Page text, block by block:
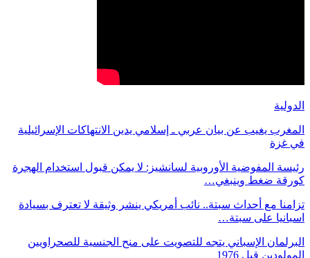
الدولية
المغرب يغيب عن بيان عربي ـ إسلامي يدين الانتهاكات الإسرائيلية
في غزة
رئيسة المفوضية الأوروبية لسانشيز: لا يمكن قبول استخدام الهجرة
كورقة ضغط وينبغي…
تزامنا مع أحداث سبتة.. نائب أمريكي ينشر وثيقة لا تعترف بسيادة
اسبانيا على سبتة…
البرلمان الإسباني يتجه للتصويت على منح الجنسية للصحراويين
المولودين قبل 1976